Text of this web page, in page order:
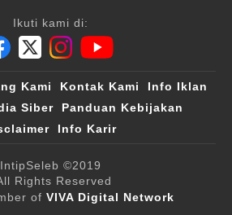
Ikuti kami di:
Kami Kontak Kami
Info Iklan
Siber
Panduan Kebijakan
Info Karir
IntipSeleb ©2019
Rights Reserved
of VIVA Digital Network